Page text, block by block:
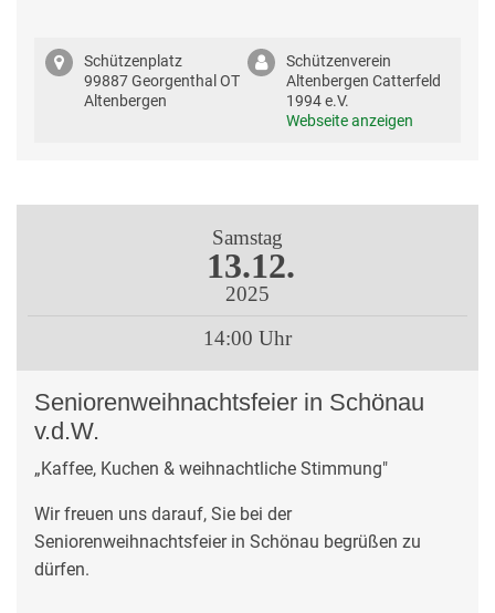
Schützenplatz
99887 Georgenthal OT
Altenbergen
Schützenverein
Altenbergen Catterfeld
1994 e.V.
Webseite anzeigen
Samstag
13.12.
2025
14:00 Uhr
Seniorenweihnachtsfeier in Schönau
v.d.W.
„Kaffee, Kuchen & weihnachtliche Stimmung"
Wir freuen uns darauf, Sie bei der
Seniorenweihnachtsfeier in Schönau begrüßen zu
dürfen.